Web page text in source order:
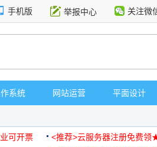
手机版 举报中心 关注微
系统 网站运营 平面设计
可开票
<推荐>云服务器注册免费